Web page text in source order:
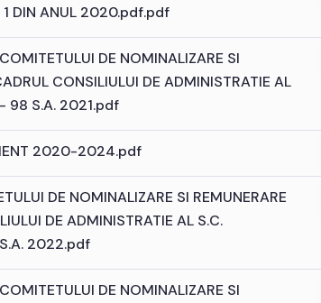
1 DIN ANUL 2020.pdf.pdf
DE NOMINALIZARE SI
CONSILIULUI DE ADMINISTRATIE AL
98 S.A. 2021.pdf
2020-2024.pdf
DE NOMINALIZARE SI REMUNERARE
DE ADMINISTRATIE AL S.C.
2022.pdf
DE NOMINALIZARE SI